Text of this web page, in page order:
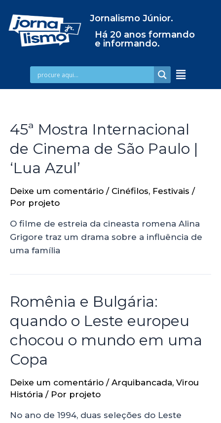
Jornalismo Júnior.
Há 20 anos formando
e informando.
45ª Mostra Internacional
de Cinema de São Paulo |
‘Lua Azul’
Deixe um comentário / Cinéfilos, Festivais /
Por projeto
O filme de estreia da cineasta romena Alina
Grigore traz um drama sobre a influência de
uma família
Romênia e Bulgária:
quando o Leste europeu
chocou o mundo em uma
Copa
Deixe um comentário / Arquibancada, Virou
História / Por projeto
No ano de 1994, duas seleções do Leste